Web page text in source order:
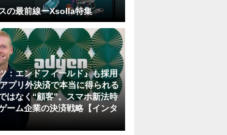
の最前線ーXsolla特集
：エンドフィールド』も採用
プリ外決済で本当に得られる
はなく“顧客”。スマホ新法時
ーム企業の決済戦略【インタ